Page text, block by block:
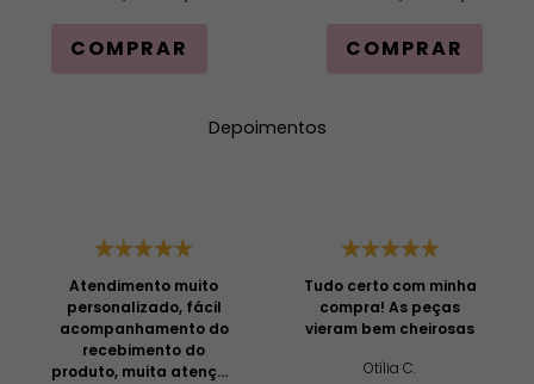
COMPRAR COMPRAR
Depoimentos
Atendimento muito
personalizado, fácil
acompanhamento do
recebimento do
produto, muita atenção
Tudo certo com minha
compra! As peças
vieram bem cheirosas
Otília C.